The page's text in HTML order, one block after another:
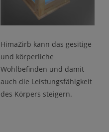
HimaZirb kann das gesitige
und körperliche
Wohlbefinden und damit
auch die Leistungsfähigkeit
des Körpers steigern.